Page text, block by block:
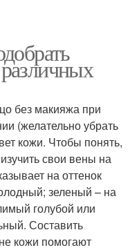
без макияжа при
(желательно убрать
кожи. Чтобы понять,
свои вены на
на оттенок
зеленый – на
голубой или
Составить
кожи помогают